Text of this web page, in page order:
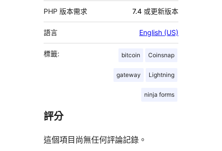
PHP 版本需求 7.4 或更新版本
語言 English (US)
標籤: bitcoin Coinsnap
gateway Lightning
ninja forms
評分
這個項目尚無任何評論記錄。